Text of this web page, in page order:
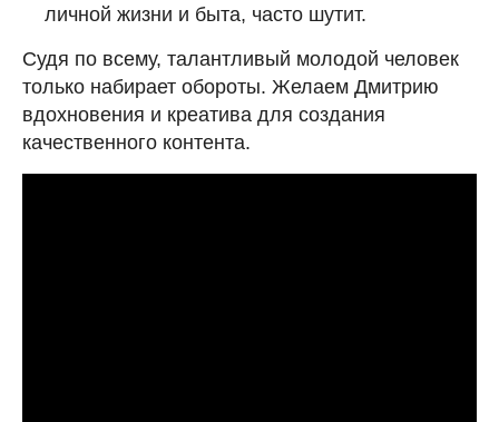
личной жизни и быта, часто шутит.
Судя по всему, талантливый молодой человек
только набирает обороты. Желаем Дмитрию
вдохновения и креатива для создания
качественного контента.